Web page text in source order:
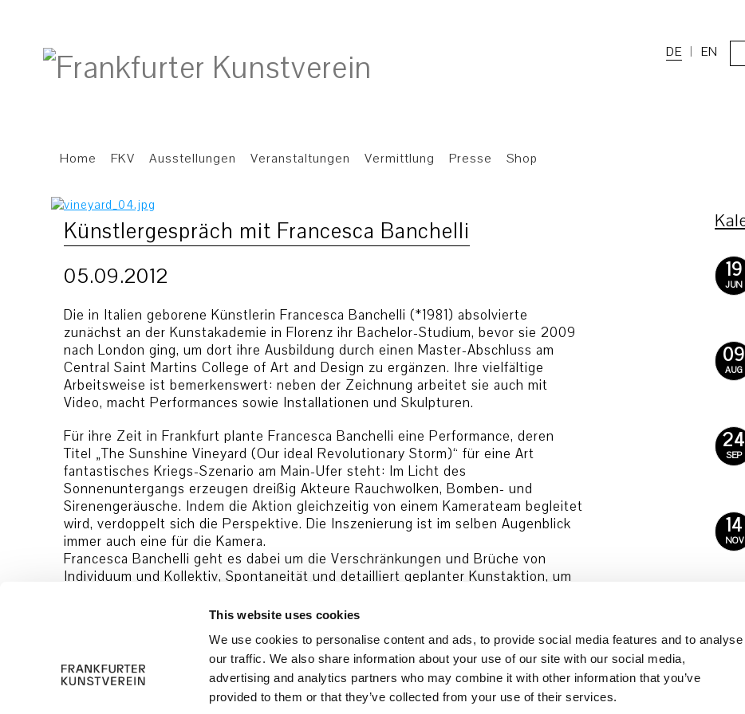
This website uses cookies
We use cookies to personalise content and ads, to provide social media features and to analyse
our traffic. We also share information about your use of our site with our social media,
advertising and analytics partners who may combine it with other information that you’ve
provided to them or that they’ve collected from your use of their services.
DE EN
Home FKV Ausstellungen Veranstaltungen Vermittlung Presse Shop
Künstlergespräch mit Francesca Banchelli
05.09.2012
Die in Italien geborene Künstlerin Francesca Banchelli (*1981) absolvierte
zunächst an der Kunstakademie in Florenz ihr Bachelor-Studium, bevor sie 2009
nach London ging, um dort ihre Ausbildung durch einen Master-Abschluss am
Central Saint Martins College of Art and Design zu ergänzen. Ihre vielfältige
Arbeitsweise ist bemerkenswert: neben der Zeichnung arbeitet sie auch mit
Video, macht Performances sowie Installationen und Skulpturen.
Für ihre Zeit in Frankfurt plante Francesca Banchelli eine Performance, deren
Titel „The Sunshine Vineyard (Our ideal Revolutionary Storm)“ für eine Art
fantastisches Kriegs-Szenario am Main-Ufer steht: Im Licht des
Sonnenuntergangs erzeugen dreißig Akteure Rauchwolken, Bomben- und
Sirenengeräusche. Indem die Aktion gleichzeitig von einem Kamerateam begleitet
wird, verdoppelt sich die Perspektive. Die Inszenierung ist im selben Augenblick
immer auch eine für die Kamera.
Francesca Banchelli geht es dabei um die Verschränkungen und Brüche von
Individuum und Kollektiv, Spontaneität und detailliert geplanter Kunstaktion, um
Moment an, in dem ein unfassbar komplexes Thema in ein Event umschlägt.
Das Video „The Sunshine Vineyard (Our ideal Revolutionary Storm)“ wurde im
Rahmen des Künstlergesprächs gezeigt.
19
JUN
09
AUG
24
SEP
14
NOV